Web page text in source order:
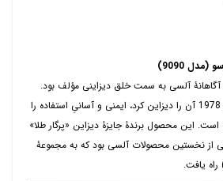
(مدل 9090)
آلسی به سمت خلق دیزاینی مؤلف بود.
را
است. این محصول برندۀ جایزۀ دیزاین «پرگار طلا»
از نخستین محصولات آلسی بود که به مجموعۀ
راه یافت.